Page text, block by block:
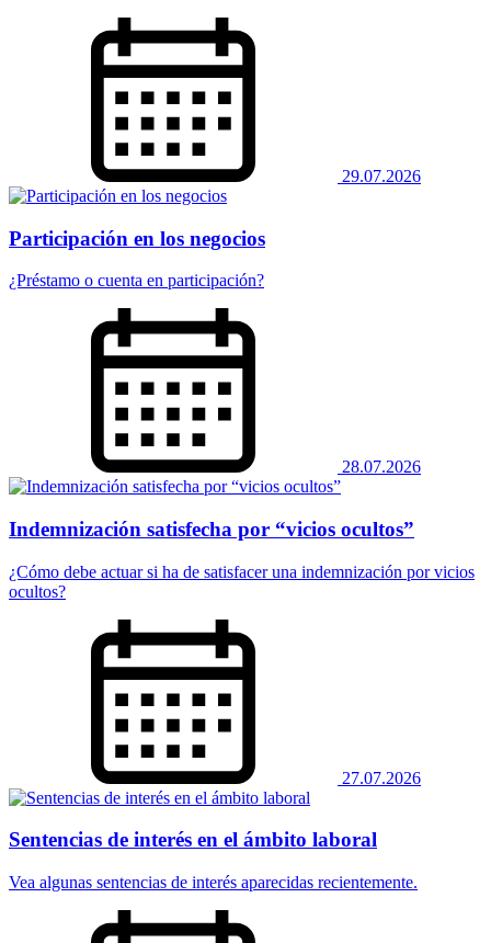
29.07.2026
Participación en los negocios
¿Préstamo o cuenta en participación?
28.07.2026
Indemnización satisfecha por “vicios ocultos”
¿Cómo debe actuar si ha de satisfacer una indemnización por vicios
ocultos?
27.07.2026
Sentencias de interés en el ámbito laboral
Vea algunas sentencias de interés aparecidas recientemente.